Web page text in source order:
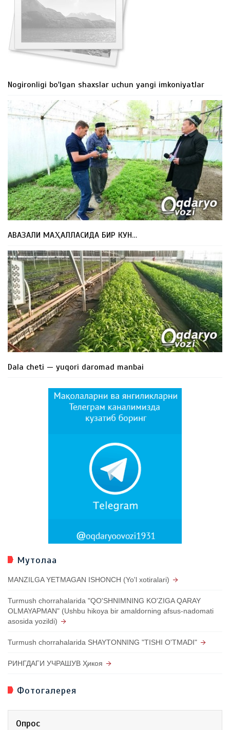
Nogironligi bo'lgan shaxslar uchun yangi imkoniyatlar
АВАЗАЛИ МАҲАЛЛАСИДА БИР КУН…
Dala cheti — yuqori daromad manbai
Мутолаа
MANZILGA YETMAGAN ISHONCH (Yo'l xotiralari)
Turmush chorrahalarida "QO'SHNIMNING KO'ZIGA QARAY
OLMAYAPMAN" (Ushbu hikoya bir amaldorning afsus-nadomati
asosida yozildi)
Turmush chorrahalarida SHAYTONNING "TISHI O'TMADI"
РИНГДАГИ УЧРАШУВ Ҳикоя
Фотогалерея
Опрос